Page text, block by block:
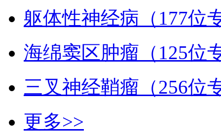
躯体性神经病（177位
海绵窦区肿瘤（125位
三叉神经鞘瘤（256位
更多>>